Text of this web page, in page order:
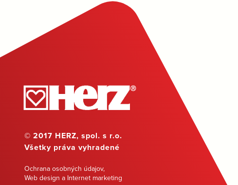
© 2017 HERZ, spol. s r.o.
Všetky práva vyhradené
Ochrana osobných údajov,
Web design a Internet marketing